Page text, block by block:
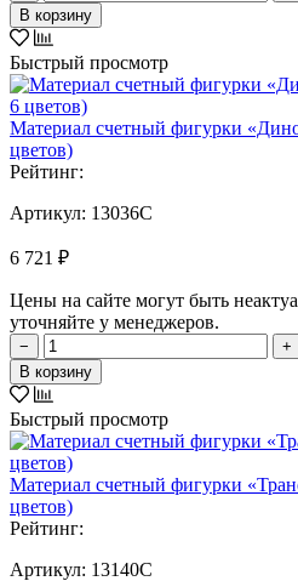
В корзину
Быстрый просмотр
Материал счетный фигурки
цветов)
Рейтинг:
Артикул: 13036C
6 721 ₽
Цены на сайте могут быть
уточняйте у менеджеров.
−
+
В корзину
Быстрый просмотр
Материал счетный фигурки
цветов)
Рейтинг:
Артикул: 13140C